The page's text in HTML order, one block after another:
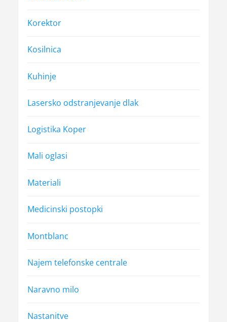
Korektor
Kosilnica
Kuhinje
Lasersko odstranjevanje dlak
Logistika Koper
Mali oglasi
Materiali
Medicinski postopki
Montblanc
Najem telefonske centrale
Naravno milo
Nastanitve